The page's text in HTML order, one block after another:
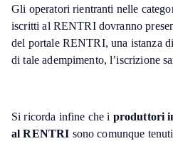
Gli operatori rientranti nelle
iscritti al RENTRI dovranno
del portale RENTRI, una istanza
di tale adempimento, l’iscrizione
Si ricorda infine che i produttori
al RENTRI sono comunque